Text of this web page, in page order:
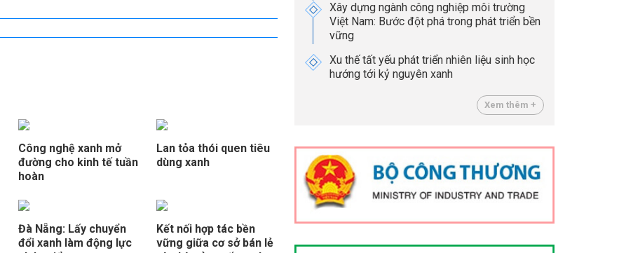
Công nghệ xanh mở
đường cho kinh tế tuần
hoàn
Lan tỏa thói quen tiêu
dùng xanh
Đà Nẵng: Lấy chuyển
đổi xanh làm động lực
Kết nối hợp tác bền
vững giữa cơ sở bán lẻ
Xây dựng ngành công nghiệp môi trường
Việt Nam: Bước đột phá trong phát triển bền
vững
Xu thế tất yếu phát triển nhiên liệu sinh học
hướng tới kỷ nguyên xanh
Xem thêm +